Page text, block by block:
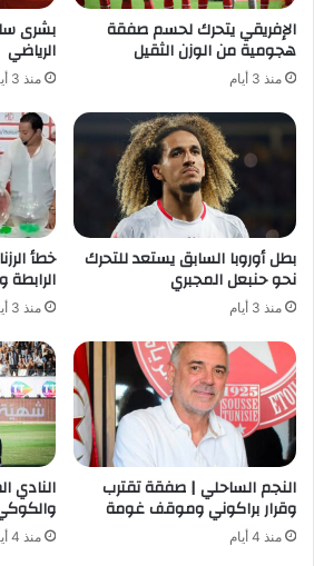
الإفريقي يتحرك لحسم صفقة
هجومية من الوزن الثقيل
منذ 3 أيام
بشرى
الرياضي
منذ 3 أيام
بطل أوروبا السابق يستعد للتحرك
نحو حنبعل المجبري
منذ 3 أيام
خطأ
الرابطة
منذ 3 أيام
النجم الساحلي | صفقة تقترب
وقرار براكوني وموقف غومة
منذ 4 أيام
النادي
منذ 4 أيام